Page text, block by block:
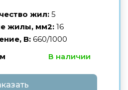
жил: 5
жилы, мм2: 16
В: 660/1000
В наличии